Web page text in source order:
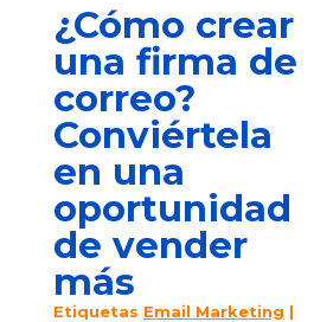
¿Cómo crear
una firma de
correo?
Conviértela
en una
oportunidad
de vender
más
Etiquetas Email Marketing |